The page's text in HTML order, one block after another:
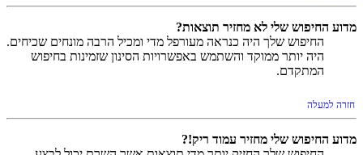
מדוע החיפוש שלי לא מחזיר תוצאות?
החיפוש שלך היה כנראה מעורפל מדי ומכיל הרבה מונחים שכיחים.
היה יותר ממוקד והשתמש באפשרויות הסינון שזמינות בחיפוש
המתקדם.
חזרה למעלה
מדוע החיפוש שלי מחזיר עמוד ריק!?